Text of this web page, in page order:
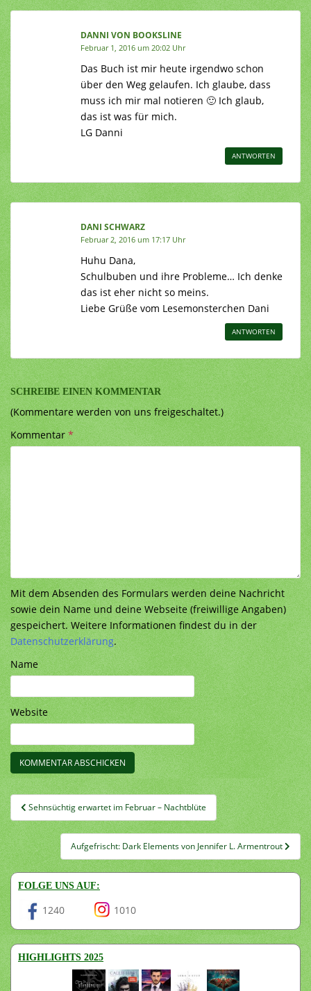
DANNI VON BOOKSLINE
Februar 1, 2016 um 20:02 Uhr
Das Buch ist mir heute irgendwo schon
über den Weg gelaufen. Ich glaube, dass
muss ich mir mal notieren 🙂 Ich glaub,
das ist was für mich.
LG Danni
ANTWORTEN
DANI SCHWARZ
Februar 2, 2016 um 17:17 Uhr
Huhu Dana,
Schulbuben und ihre Probleme… Ich denke
das ist eher nicht so meins.
Liebe Grüße vom Lesemonsterchen Dani
ANTWORTEN
SCHREIBE EINEN KOMMENTAR
(Kommentare werden von uns freigeschaltet.)
Kommentar*
Mit dem Absenden des Formulars werden deine Nachricht
sowie dein Name und deine Webseite (freiwillige Angaben)
gespeichert. Weitere Informationen findest du in der
Datenschutzerklärung.
Name
Website
Beitragsnavigation
Sehnsüchtig erwartet im Februar – Nachtblüte
Aufgefrischt: Dark Elements von Jennifer L. Armentrout
FOLGE UNS AUF:
1240 1010
HIGHLIGHTS 2025